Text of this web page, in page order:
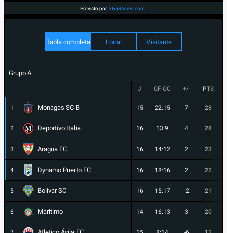
Provisto por 365Scores.com
Tabla completa Local Visitante
Grupo A
J GF:GC +/- PTS
1 Monagas SC B 15 22:15 7 28
2 Deportivo Italia 16 13:9 4 28
3 Aragua FC 16 14:12 2 23
4 Dynamo Puerto FC 16 18:16 2 22
5 Bolívar SC 16 15:17 -2 21
6 Maritimo 14 16:13 3 20